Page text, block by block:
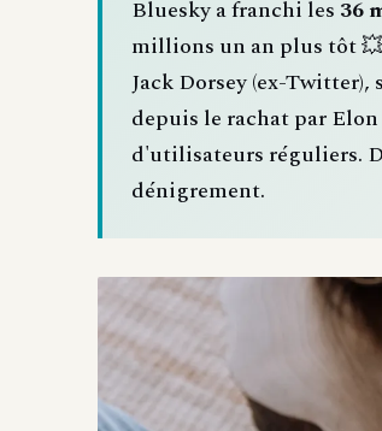
Bluesky a franchi les 36
millions un an plus tôt
Jack Dorsey (ex-
depuis le rachat par
d'utilisateurs réguliers.
dénigrement.